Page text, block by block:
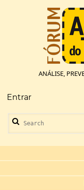
ANÁLISE,
Menu
de
conta
de
usuário
Entrar
Search